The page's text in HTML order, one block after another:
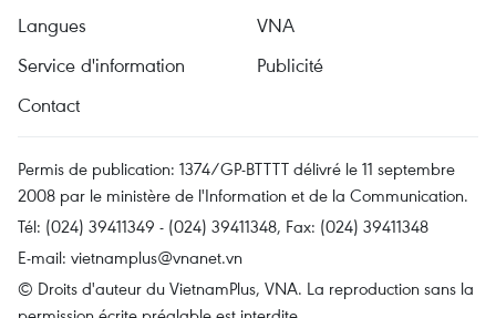
Langues
VNA
Service d'information
Publicité
Contact
Permis de publication: 1374/GP-BTTTT délivré le 11 septembre
2008 par le ministère de l'Information et de la Communication.
Tél: (024) 39411349 - (024) 39411348, Fax: (024) 39411348
E-mail: vietnamplus@vnanet.vn
© Droits d'auteur du VietnamPlus, VNA. La reproduction sans la